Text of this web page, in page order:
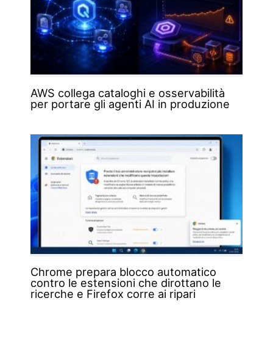
AWS collega cataloghi e osservabilità
per portare gli agenti AI in produzione
Chrome prepara blocco automatico
contro le estensioni che dirottano le
ricerche e Firefox corre ai ripari